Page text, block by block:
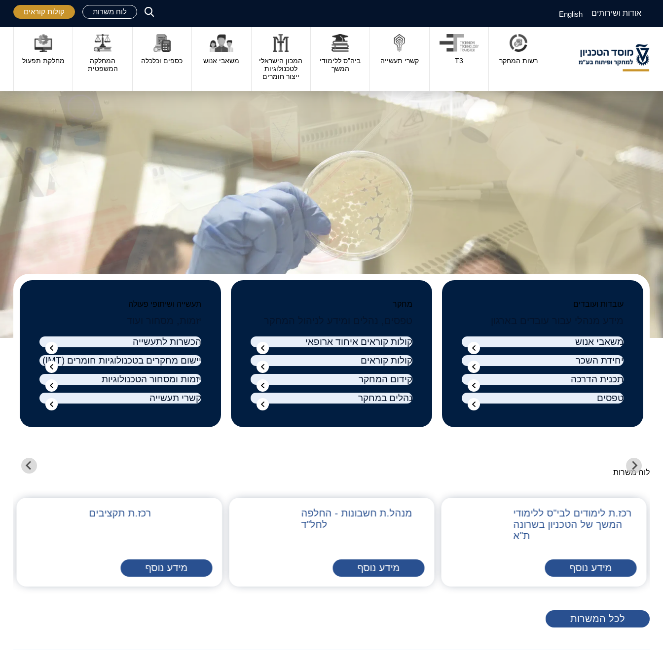
אודות ושירותים English פתח
סגור לוח משרות קולות קוראים
רשות המחקר T3 קשרי תעשייה
ביה"ס ללימודי
המשך
המכון הישראלי
לטכנולוגיות
ייצור חומרים
משאבי אנוש כספים וכלכלה
המחלקה
המשפטית
מחלקת תפעול
הטכניון
למחקר
ופיתוח
בע"מ
עובדות ועובדים
משאבי אנוש
יחידת השכר
תכנית הדרכה
טפסים
מחקר
קולות קוראים איחוד ארופאי
קולות קוראים
קידום המחקר
נהלים במחקר
תעשייה ושיתופי פעולה
הכשרות לתעשייה
יישום מחקרים בטכנולוגיות חומרים (IMT)
יזמות ומסחור הטכנולוגיות
קשרי תעשייה
לוח משרות
רכז.ת לימודים לבי"ס ללימודי
המשך של הטכניון בשרונה
ת"א
מידע נוסף
מנהל.ת חשבונות - החלפה
לחל"ד
מידע נוסף
רכז.ת תקציבים
מידע נוסף
לכל המשרות